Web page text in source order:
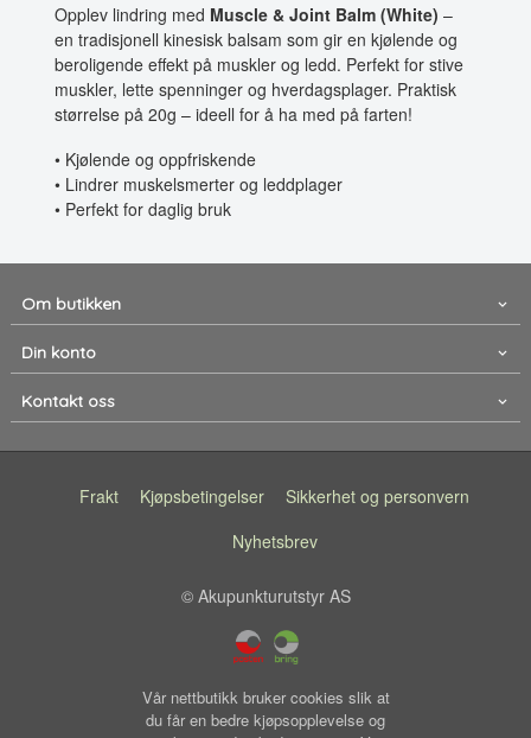
Opplev lindring med Muscle & Joint Balm (White) –
en tradisjonell kinesisk balsam som gir en kjølende og
beroligende effekt på muskler og ledd. Perfekt for stive
muskler, lette spenninger og hverdagsplager. Praktisk
størrelse på 20g – ideell for å ha med på farten!
• Kjølende og oppfriskende
• Lindrer muskelsmerter og leddplager
• Perfekt for daglig bruk
Om butikken
Din konto
Kontakt oss
Frakt Kjøpsbetingelser
Sikkerhet og personvern
Nyhetsbrev
© Akupunkturutstyr AS
Vår nettbutikk bruker cookies slik at
du får en bedre kjøpsopplevelse og